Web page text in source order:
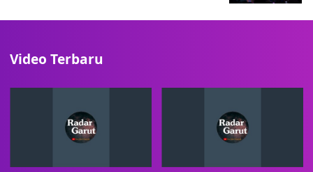
Video Terbaru